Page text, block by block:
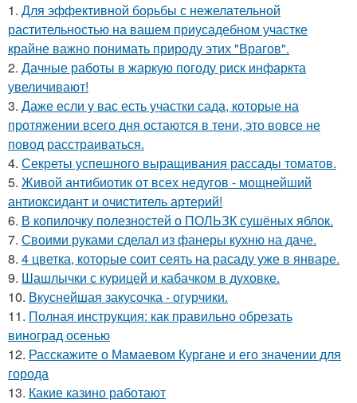
1. Для эффективной борьбы с нежелательной
растительностью на вашем приусадебном участке
крайне важно понимать природу этих "Врагов".
2. Дачные работы в жаркую погоду риск инфаркта
увеличивают!
3. Даже если у вас есть участки сада, которые на
протяжении всего дня остаются в тени, это вовсе не
повод расстраиваться.
4. Секреты успешного выращивания рассады томатов.
5. Живой антибиотик от всех недугов - мощнейший
антиоксидант и очиститель артерий!
6. В копилочку полезностей о ПОЛЬЗК сушёных яблок.
7. Своими руками сделал из фанеры кухню на даче.
8. 4 цветка, которые соит сеять на расаду уже в январе.
9. Шашлычки с курицей и кабачком в духовке.
10. Вкуснейшая закусочка - огурчики.
11. Полная инструкция: как правильно обрезать
виноград осенью
12. Расскажите о Мамаевом Кургане и его значении для
города
13. Какие казино работают